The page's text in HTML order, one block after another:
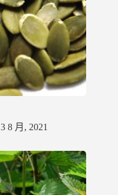
3 8 月, 2021